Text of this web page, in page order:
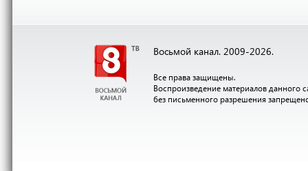
Восьмой канал. 2009-2026.
Все права защищены.
Воспроизведение материалов данного
без письменного разрешения